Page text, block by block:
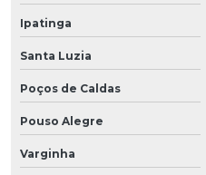
Ipatinga
Santa Luzia
Poços de Caldas
Pouso Alegre
Varginha